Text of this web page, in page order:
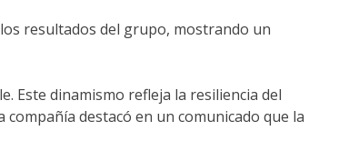
resultados del grupo, mostrando un
Este dinamismo refleja la resiliencia del
destacó en un comunicado que la